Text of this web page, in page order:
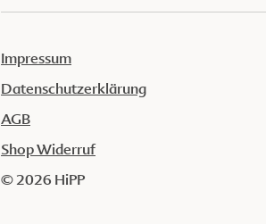
Impressum
Datenschutzerklärung
AGB
Shop Widerruf
© 2026 HiPP